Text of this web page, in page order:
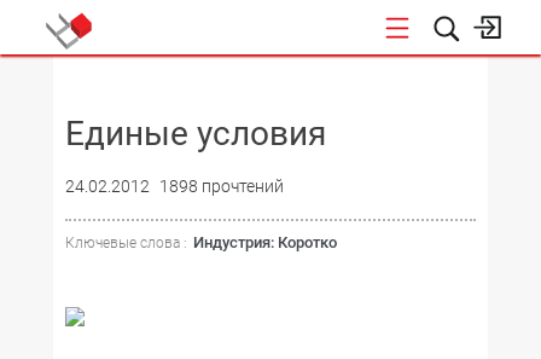
Единые условия
24.02.2012 1898 прочтений
Ключевые слова : Индустрия: Коротко